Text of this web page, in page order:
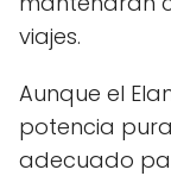
viajes.
Aunque el
potencia
adecuado